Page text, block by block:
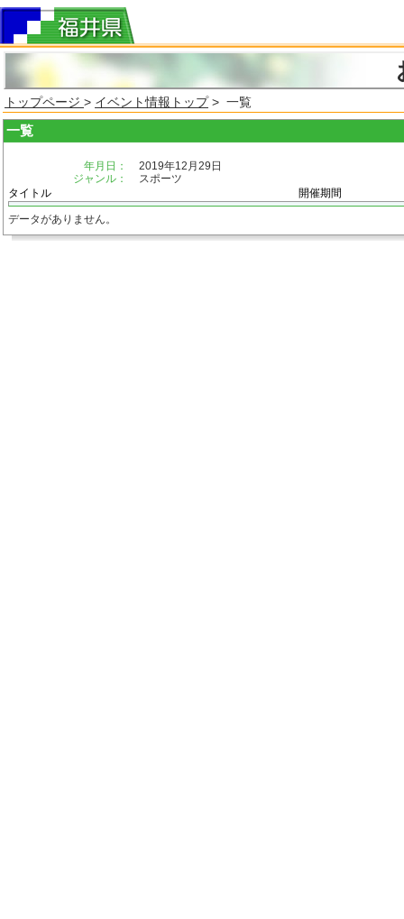
トップページ > イベント情報トップ> 一覧
一覧
年月日：
2019年12月29日
ジャンル：
スポーツ
タイトル
開催期間
データがありません。